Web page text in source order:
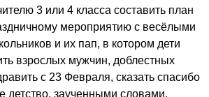
3 или 4 класса составить план
мероприятию с весёлыми
и их пап, в котором дети
взрослых мужчин, доблестных
с 23 Февраля, сказать спасибо
детство, заученными словами,